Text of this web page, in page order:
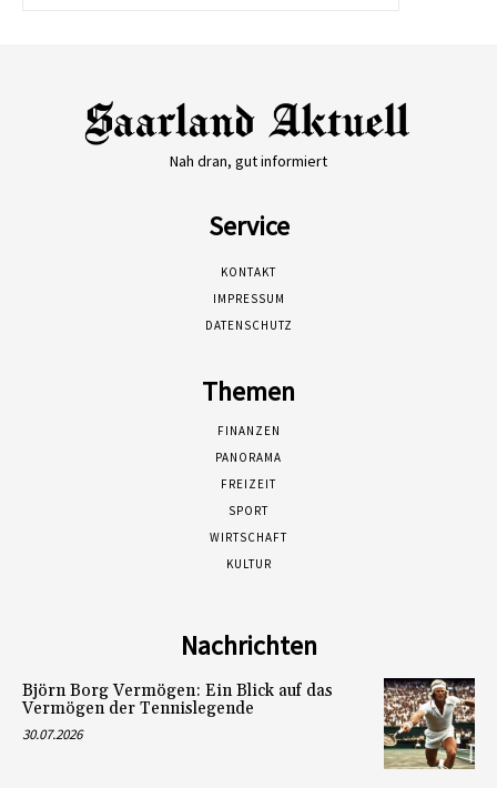
Nah dran, gut informiert
Service
KONTAKT
IMPRESSUM
DATENSCHUTZ
Themen
FINANZEN
PANORAMA
FREIZEIT
SPORT
WIRTSCHAFT
KULTUR
Nachrichten
Björn Borg Vermögen: Ein Blick auf das
Vermögen der Tennislegende
30.07.2026